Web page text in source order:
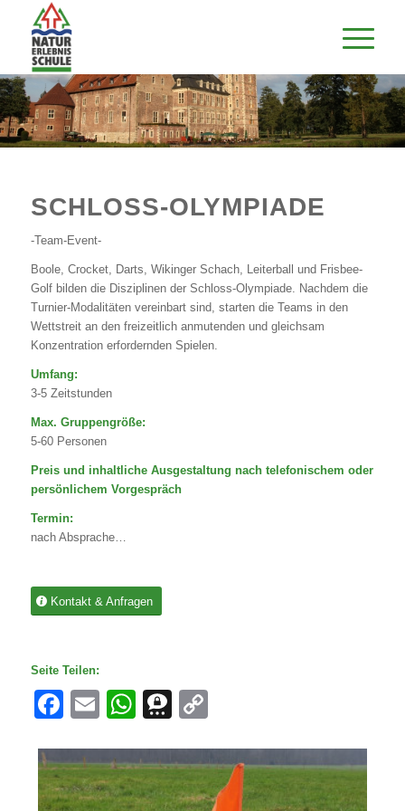
SCHLOSS-OLYMPIADE
-Team-Event-
Boole, Crocket, Darts, Wikinger Schach, Leiterball und Frisbee-
Golf bilden die Disziplinen der Schloss-Olympiade. Nachdem die
Turnier-Modalitäten vereinbart sind, starten die Teams in den
Wettstreit an den freizeitlich anmutenden und gleichsam
Konzentration erfordernden Spielen.
Umfang:
3-5 Zeitstunden
Max. Gruppengröße:
5-60 Personen
Preis und inhaltliche Ausgestaltung nach telefonischem oder
persönlichem Vorgespräch
Termin:
nach Absprache…
Kontakt & Anfragen
Seite Teilen:
Facebook
EmailWhatsApp
Threema